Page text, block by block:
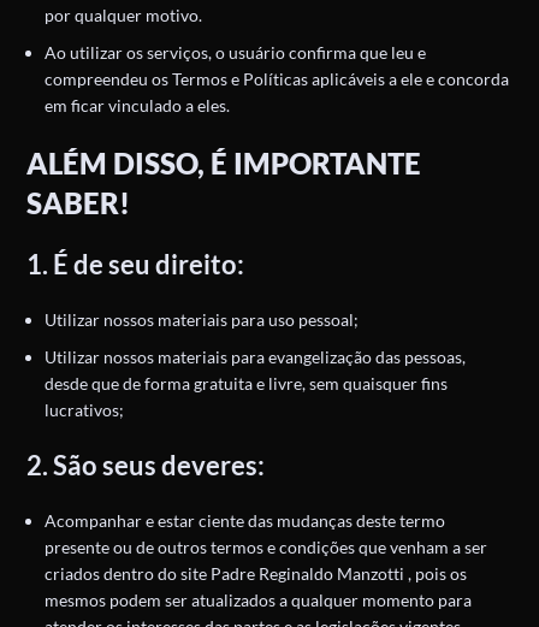
por qualquer motivo.
Ao utilizar os serviços, o usuário confirma que leu e
compreendeu os Termos e Políticas aplicáveis a ele e concorda
em ficar vinculado a eles.
ALÉM DISSO, É IMPORTANTE
SABER!
1. É de seu direito:
Utilizar nossos materiais para uso pessoal;
Utilizar nossos materiais para evangelização das pessoas,
desde que de forma gratuita e livre, sem quaisquer fins
lucrativos;
2. São seus deveres:
Acompanhar e estar ciente das mudanças deste termo
presente ou de outros termos e condições que venham a ser
criados dentro do site Padre Reginaldo Manzotti , pois os
mesmos podem ser atualizados a qualquer momento para